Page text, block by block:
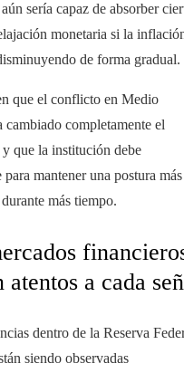
sería capaz de absorber
monetaria si la
de forma gradual.
que el conflicto en Medio
cambiado completamente el
y que la institución debe
para mantener una postura más
más tiempo.
atentos a cada
dentro de la Reserva
siendo observadas